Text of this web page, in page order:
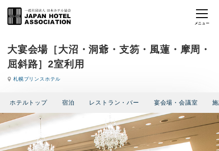
大宴会場［大沼・洞爺・支笏・風蓮・摩周・
屈斜路］2室利用
札幌プリンスホテル
ホテルトップ 宿泊 レストラン・バー 宴会場・会議室